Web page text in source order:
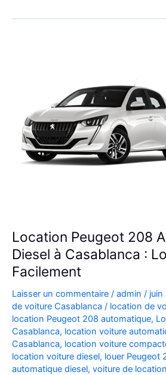
Clio
Location Peugeot 208
Diesel à Casablanca :
Facilement
Laisser un commentaire / admin / juin
de voiture Casablanca / location de
location Peugeot 208 automatique,
Casablanca, location voiture
Casablanca, location voiture
location voiture diesel, louer Peugeot
automatique diesel, voiture de